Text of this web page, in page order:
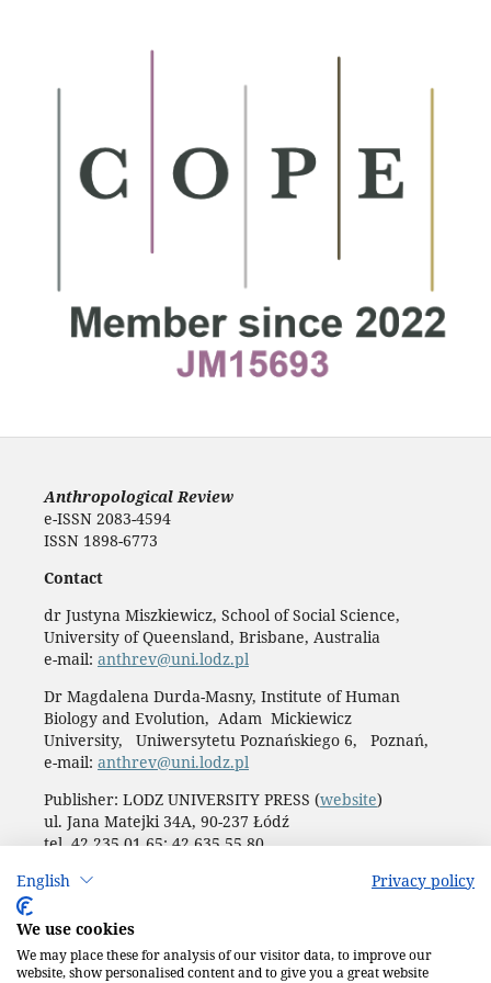
English Privacy policy
We use cookies
We may place these for analysis of our visitor data, to improve our
website, show personalised content and to give you a great website
Anthropological Review
e-ISSN 2083-4594
ISSN 1898-6773
Contact
dr Justyna Miszkiewicz, School of Social Science,
University of Queensland, Brisbane, Australia
e-mail: anthrev@uni.lodz.pl
Dr Magdalena Durda-Masny, Institute of Human
Biology and Evolution, Adam Mickiewicz
University, Uniwersytetu Poznańskiego 6, Poznań,
e-mail: anthrev@uni.lodz.pl
Publisher: LODZ UNIVERSITY PRESS (website)
ul. Jana Matejki 34A, 90-237 Łódź
tel. 42 235 01 65; 42 635 55 80